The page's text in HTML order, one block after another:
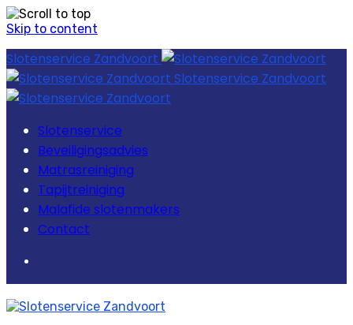
Skip to content
Slotenservice Zandvoort
Slotenservice Zandvoort
Slotenservice
Beveiligingsadvies
Matrasreiniging
Tapijtreiniging
Malafide slotenmakers
Contact